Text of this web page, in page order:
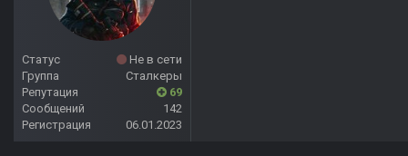
Статус
Не в сети
Группа
Сталкеры
Репутация
69
Сообщений
142
Регистрация
06.01.2023